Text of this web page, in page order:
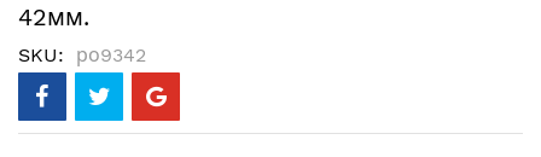
42мм.
SKU ро9342